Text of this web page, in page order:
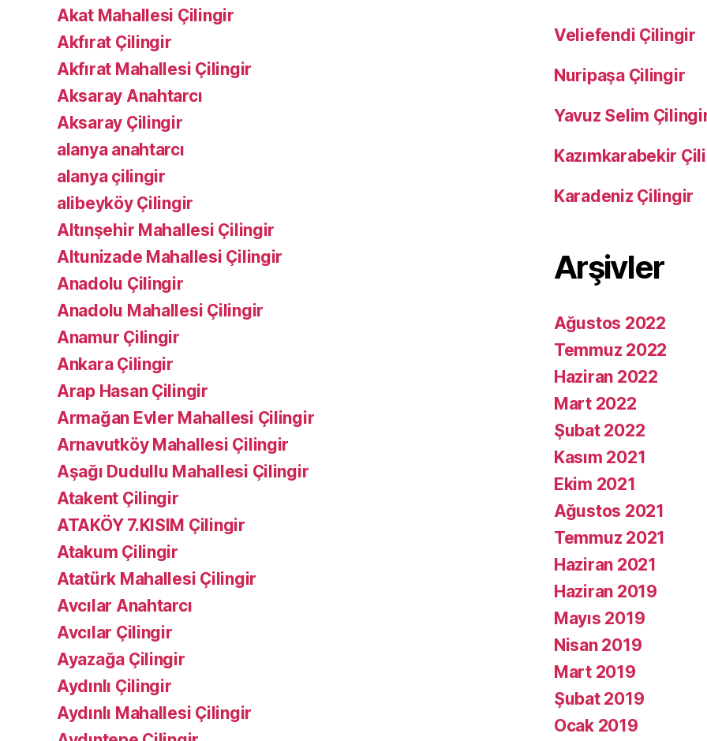
Akat Mahallesi Çilingir
Akfırat Çilingir
Akfırat Mahallesi Çilingir
Aksaray Anahtarcı
Aksaray Çilingir
alanya anahtarcı
alanya çilingir
alibeyköy Çilingir
Altınşehir Mahallesi Çilingir
Altunizade Mahallesi Çilingir
Anadolu Çilingir
Anadolu Mahallesi Çilingir
Anamur Çilingir
Ankara Çilingir
Arap Hasan Çilingir
Armağan Evler Mahallesi Çilingir
Arnavutköy Mahallesi Çilingir
Aşağı Dudullu Mahallesi Çilingir
Atakent Çilingir
ATAKÖY 7.KISIM Çilingir
Atakum Çilingir
Atatürk Mahallesi Çilingir
Avcılar Anahtarcı
Avcılar Çilingir
Ayazağa Çilingir
Aydınlı Çilingir
Aydınlı Mahallesi Çilingir
Veliefendi Çilingir
Nuripaşa Çilingir
Yavuz Selim
Kazımkarabekir
Karadeniz Çilingir
Arşivler
Ağustos 2022
Temmuz 2022
Haziran 2022
Mart 2022
Şubat 2022
Kasım 2021
Ekim 2021
Ağustos 2021
Temmuz 2021
Haziran 2021
Haziran 2019
Mayıs 2019
Nisan 2019
Mart 2019
Şubat 2019
Ocak 2019